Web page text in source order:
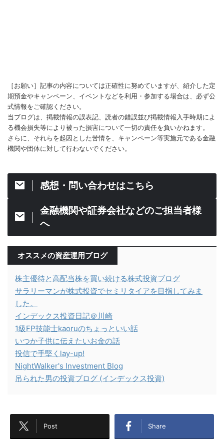
［お願い］記事の内容については正確性に努めていますが、紹介した定
期預金やキャンペーン、イベントなどを利用・参加する場合は、必ず公
式情報をご確認ください。
当ブログは、掲載情報の誤表記、読者の錯誤並び掲載情報入手時期によ
る機会損失等により被った損害について一切の責任を負いかねます。
さらに、それらを起因とした苦情を、キャンペーン等実施元である金融
機関や団体に対して行わないでください。
感想・問い合わせはこちら
金融機関や証券会社などのご担当者様
へ
オススメの資産運用ブログ
株主優待と高配当株を買い続ける株式投資ブログ
サラリーマンが株式投資でセミリタイアを目指してみま
した。
インデックス投資日記＠川崎
1級FP技能士kaoruのちょっといい話
いつか子供に伝えたいお金の話
投信で手堅くlay-up!
NightWalker's Investment Blog
吊られた男の投資ブログ (インデックス投資)
Post Share